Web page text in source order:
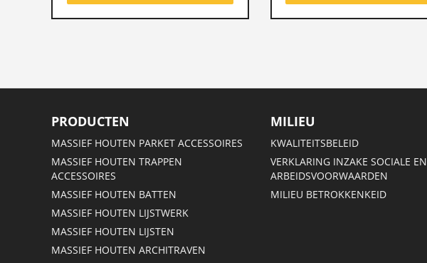
PRODUCTEN
MASSIEF HOUTEN PARKET ACCESSOIRES
MASSIEF HOUTEN TRAPPEN
ACCESSOIRES
MASSIEF HOUTEN BATTEN
MASSIEF HOUTEN LIJSTWERK
MASSIEF HOUTEN LIJSTEN
MASSIEF HOUTEN ARCHITRAVEN
MILIEU
KWALITEITSBELEID
VERKLARING INZAKE SOCIALE EN
ARBEIDSVOORWAARDEN
MILIEU BETROKKENKEID